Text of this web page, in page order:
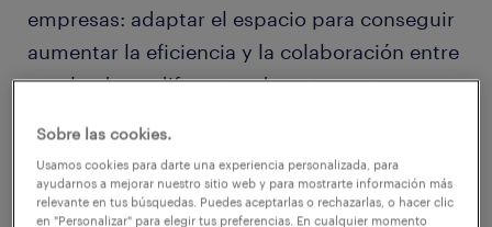
empresas: adaptar el espacio para conseguir
aumentar la eficiencia y la colaboración entre
empleados y diferentes departamentos.
Con la implosión del sector de las TIC a
Sobre las cookies.
Usamos cookies para darte una experiencia personalizada, para
ayudarnos a mejorar nuestro sitio web y para mostrarte información más
relevante en tus búsquedas. Puedes aceptarlas o rechazarlas, o hacer clic
en "Personalizar" para elegir tus preferencias. En cualquier momento